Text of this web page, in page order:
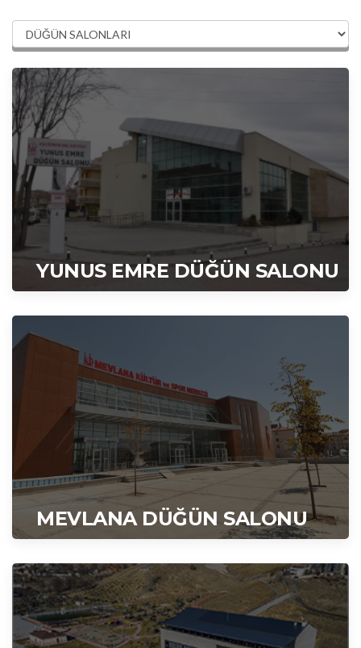
YUNUS EMRE DÜĞÜN SALONU
MEVLANA DÜĞÜN SALONU